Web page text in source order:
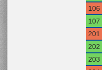
106
107
201
202
203